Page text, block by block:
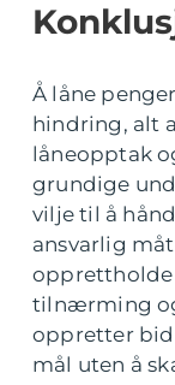
Å låne
hindring, alt
låneopptak
grundige
vilje til å
ansvarlig
tilnærming
oppretter
mål uten å